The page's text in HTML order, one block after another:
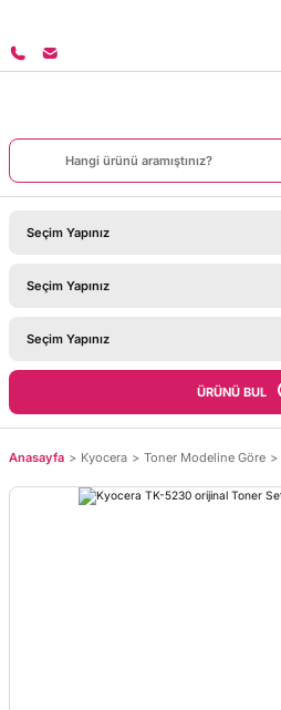
ÜRÜNÜ BUL
Anasayfa Kyocera Toner Modeline Göre